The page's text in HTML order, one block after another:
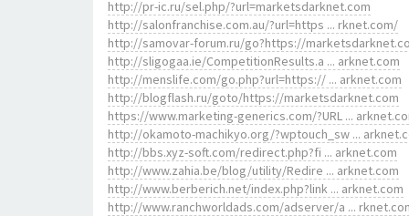
http://pr-ic.ru/sel.php/?url=marketsdarknet.com
http://salonfranchise.com.au/?url=https ... rknet.com/
http://samovar-forum.ru/go?https://
http://sligogaa.ie/CompetitionResults.a ... arknet.com
http://menslife.com/go.php?url=https:// ... arknet.com
http://blogflash.ru/goto/https://marketsdarknet.com
https://www.marketing-generics.com/?URL ...
http://okamoto-machikyo.org/?wptouch_sw ...
http://bbs.xyz-soft.com/redirect.php?fi ... arknet.com
http://www.zahia.be/blog/utility/Redire ... arknet.com
http://www.berberich.net/index.php?link ... arknet.com
http://www.ranchworldads.com/adserver/a ...